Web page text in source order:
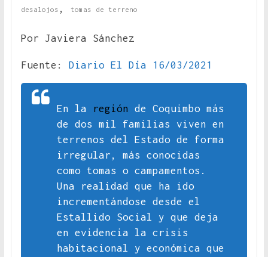
desalojos , tomas de terreno
Por Javiera Sánchez
Fuente: Diario El Día 16/03/2021
En la región de Coquimbo más
de dos mil familias viven en
terrenos del Estado de forma
irregular, más conocidas
como tomas o campamentos.
Una realidad que ha ido
incrementándose desde el
Estallido Social y que deja
en evidencia la crisis
habitacional y económica que